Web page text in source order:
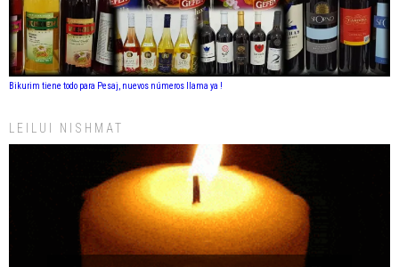
Bikurim tiene todo para Pesaj, nuevos números llama ya !
LEILUI NISHMAT